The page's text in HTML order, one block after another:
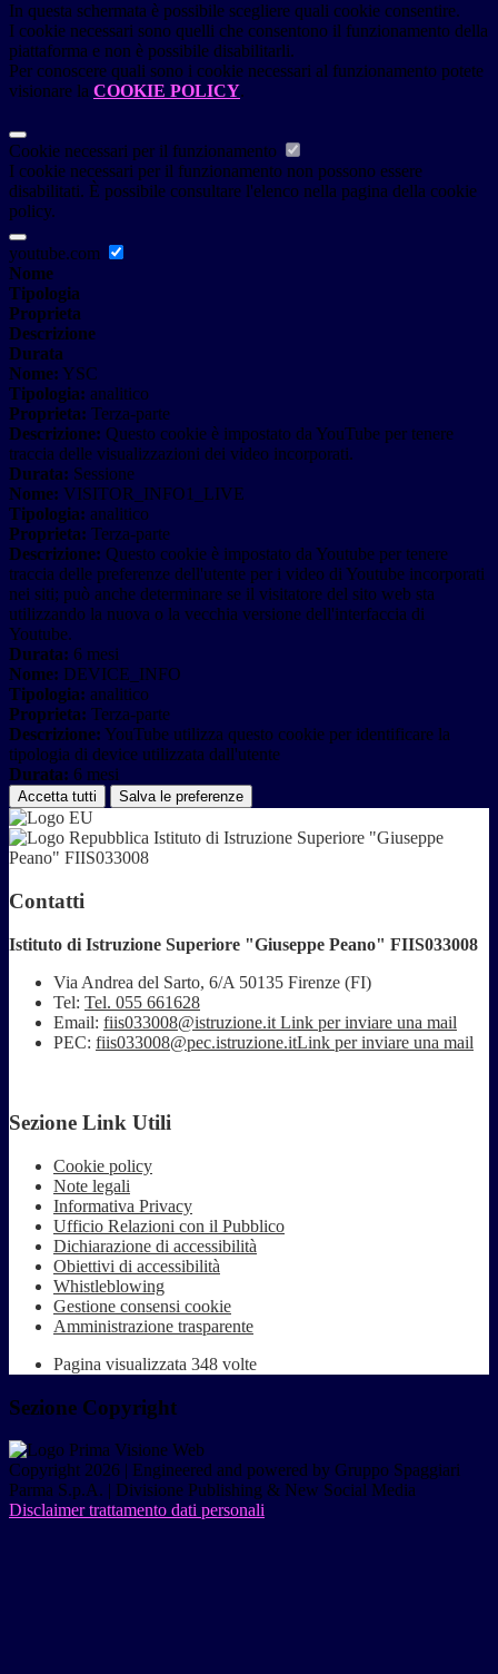
In questa schermata è possibile scegliere quali cookie consentire.
I cookie necessari sono quelli che consentono il funzionamento della
piattaforma e non è possibile disabilitarli.
Per conoscere quali sono i cookie necessari al funzionamento potete
visionare la COOKIE POLICY.
Cookie necessari per il funzionamento
I cookie necessari per il funzionamento non possono essere
disabilitati. È possibile consultare l'elenco nella pagina della cookie
policy.
youtube.com
Nome
Tipologia
Proprieta
Descrizione
Durata
Nome: YSC
Tipologia: analitico
Proprieta: Terza-parte
Descrizione: Questo cookie è impostato da YouTube per tenere
traccia delle visualizzazioni dei video incorporati.
Durata: Sessione
Nome: VISITOR_INFO1_LIVE
Tipologia: analitico
Proprieta: Terza-parte
Descrizione: Questo cookie è impostato da Youtube per tenere
traccia delle preferenze dell'utente per i video di Youtube incorporati
nei siti; può anche determinare se il visitatore del sito web sta
utilizzando la nuova o la vecchia versione dell'interfaccia di
Youtube.
Durata: 6 mesi
Nome: DEVICE_INFO
Tipologia: analitico
Proprieta: Terza-parte
Descrizione: YouTube utilizza questo cookie per identificare la
tipologia di device utilizzata dall'utente
Durata: 6 mesi
Accetta tutti Salva le preferenze
Istituto di Istruzione Superiore "Giuseppe
Peano" FIIS033008
Contatti
Istituto di Istruzione Superiore "Giuseppe Peano" FIIS033008
Via Andrea del Sarto, 6/A 50135 Firenze (FI)
Tel: Tel. 055 661628
Email: fiis033008@istruzione.it Link per inviare una mail
PEC: fiis033008@pec.istruzione.itLink per inviare una mail
Sezione Link Utili
Cookie policy
Note legali
Informativa Privacy
Ufficio Relazioni con il Pubblico
Dichiarazione di accessibilità
Obiettivi di accessibilità
Whistleblowing
Gestione consensi cookie
Amministrazione trasparente
Pagina visualizzata 348 volte
Sezione Copyright
Copyright 2026 | Engineered and powered by Gruppo Spaggiari
Parma S.p.A. | Divisione Publishing & New Social Media
Disclaimer trattamento dati personali